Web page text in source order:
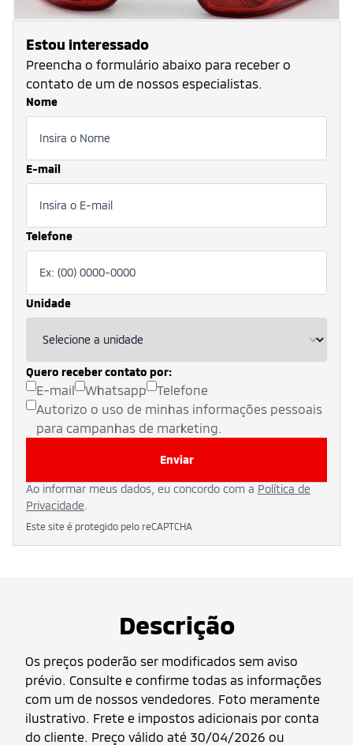
Estou interessado
Preencha o formulário abaixo para receber o
contato de um de nossos especialistas.
Nome
E-mail
Telefone
Unidade
Quero receber contato por:
E-mail Whatsapp
Telefone
Autorizo o uso de minhas informações pessoais
para campanhas de marketing.
Enviar
Ao informar meus dados, eu concordo com a Política de
Privacidade
Este site é protegido pelo reCAPTCHA
Descrição
Os preços poderão ser modificados sem aviso
prévio. Consulte e confirme todas as informações
com um de nossos vendedores. Foto meramente
ilustrativo. Frete e impostos adicionais por conta
do cliente. Preço válido até 30/04/2026 ou